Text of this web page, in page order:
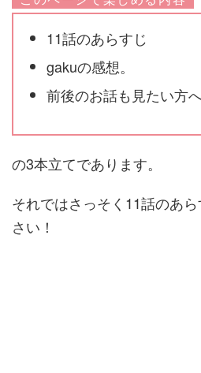
11話のあらすじ
gakuの感想。
前後のお話も見たい方
の3本立てであります。
それではさっそく11話のあ
さい！